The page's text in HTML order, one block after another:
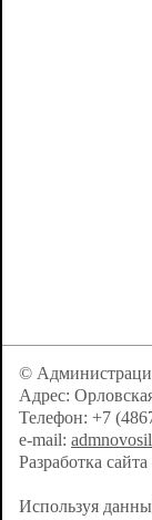
©
Адрес:
Телефон: +7
e-mail:
Разработка сайта
Используя